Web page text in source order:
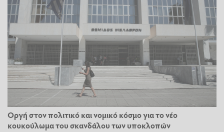
Οργή στον πολιτικό και νομικό κόσμο για το νέο
κουκούλωμα του σκανδάλου των υποκλοπών